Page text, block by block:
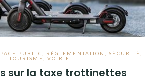
PUBLIC RÉGLEMENTATION SÉCURITÉ
TOURISME
VOIRIE
sur la taxe trottinettes